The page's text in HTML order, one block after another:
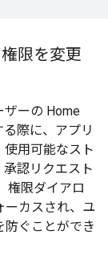
限を変更
ザーの Home
際に、アプリ
用可能なスト
認リクエスト
権限ダイアロ
ーカスされ、ユ
防ぐことができ